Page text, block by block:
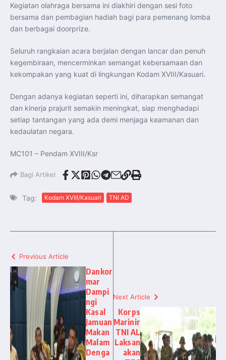
Kegiatan olahraga bersama ini diakhiri dengan sesi foto
bersama dan pembagian hadiah bagi para pemenang lomba
dan berbagai doorprize.
Seluruh rangkaian acara berjalan dengan lancar dan penuh
kegembiraan, mencerminkan semangat kebersamaan dan
kekompakan yang kuat di lingkungan Kodam XVIII/Kasuari.
Dengan adanya kegiatan seperti ini, diharapkan semangat
dan kinerja prajurit semakin meningkat, siap menghadapi
setiap tantangan yang ada demi menjaga keamanan dan
kedaulatan negara.
MC101 – Pendam XVIII/Ksr
Bagi Artikel
Tag: Kodam XVIII/Kasuari TNI AD
Previous Article
Dankor
mar
Dampi
ngi
Kasal
Jamuan
Makan
Malam
Denga
Next Article
Korps
Marinir
TNI AL
Laksan
akan